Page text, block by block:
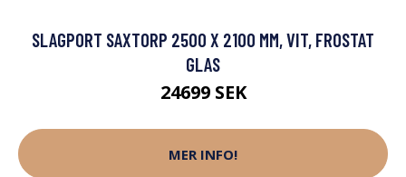
SLAGPORT SAXTORP 2500 X 2100 MM, VIT, FROSTAT
GLAS
24699 SEK
MER INFO!